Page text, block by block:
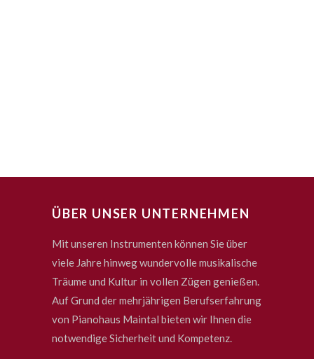
ÜBER UNSER UNTERNEHMEN
Mit unseren Instrumenten können Sie über
viele Jahre hinweg wundervolle musikalische
Träume und Kultur in vollen Zügen genießen.
Auf Grund der mehrjährigen Berufserfahrung
von Pianohaus Maintal bieten wir Ihnen die
notwendige Sicherheit und Kompetenz.